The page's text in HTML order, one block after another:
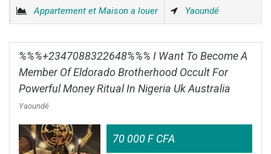
Appartement et Maison a louer Yaoundé
%%%+2347088322648%%% I Want To Become A
Member Of Eldorado Brotherhood Occult For
Powerful Money Ritual In Nigeria Uk Australia
Yaoundé
70 000 F CFA